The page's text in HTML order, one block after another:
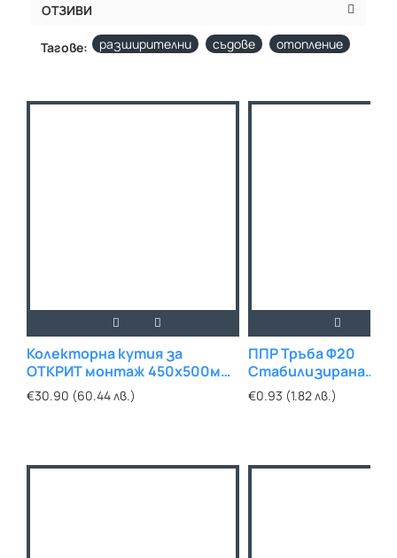
ОТЗИВИ
Тагове: разширителни съдове отопление
Колекторна кутия за
ОТКРИТ монтаж 450х500мм
с БОЛТ
€30.90 (60.44 лв.)
ППР Тръба Ф20
Стабилизирана
СТЪКЛОВЛАКНО
€0.93 (1.82 лв.)